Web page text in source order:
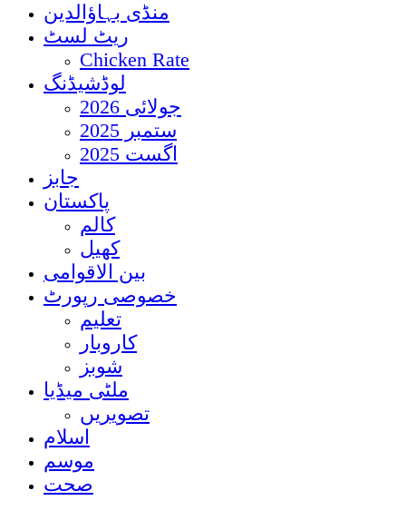
منڈی بہاؤالدین
ریٹ لسٹ
Chicken Rate
لوڈشیڈنگ
جولائی 2026
ستمبر 2025
اگست 2025
جابز
پاکستان
کالم
کھیل
بین الاقوامی
خصوصی رپورٹ
تعلیم
کاروبار
شوبز
ملٹی میڈیا
تصویریں
اسلام
موسم
صحت